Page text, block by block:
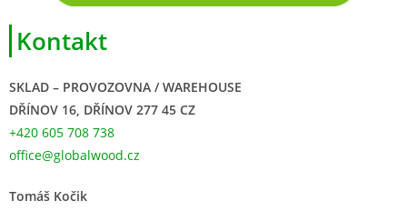
Kontakt
SKLAD – PROVOZOVNA / WAREHOUSE
DŘÍNOV 16, DŘÍNOV 277 45 CZ
+420 605 708 738
office@globalwood.cz
Tomáš Kočik